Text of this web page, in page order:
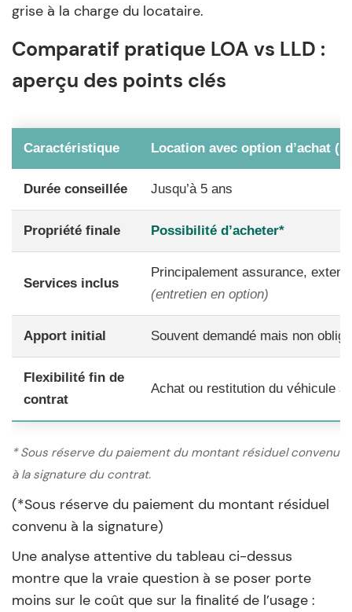
grise à la charge du locataire.
Comparatif pratique LOA vs LLD :
aperçu des points clés
Caractéristique Location avec option d’achat
Durée conseillée Jusqu’à 5 ans
Propriété finale Possibilité d’acheter*
Services inclus
Principalement assurance,
(entretien en option)
Apport initial Souvent demandé mais non
Flexibilité fin de
contrat
Achat ou restitution du véhicule
* Sous réserve du paiement du montant résiduel convenu
à la signature du contrat.
(*Sous réserve du paiement du montant résiduel
convenu à la signature)
Une analyse attentive du tableau ci-dessus
montre que la vraie question à se poser porte
moins sur le coût que sur la finalité de l’usage :